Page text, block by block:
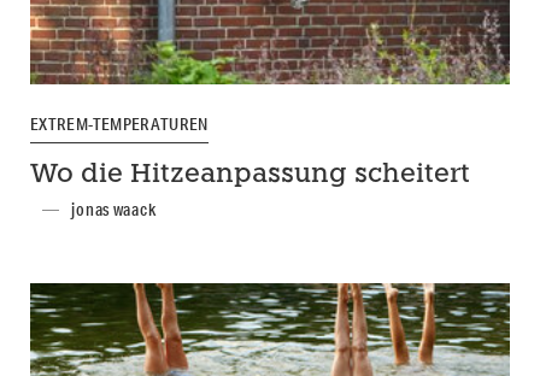
EXTREM-TEMPERATUREN
Wo die Hitzeanpassung scheitert
jonas waack